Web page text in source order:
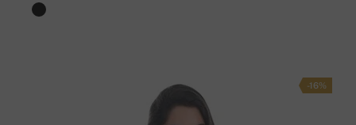
-16%